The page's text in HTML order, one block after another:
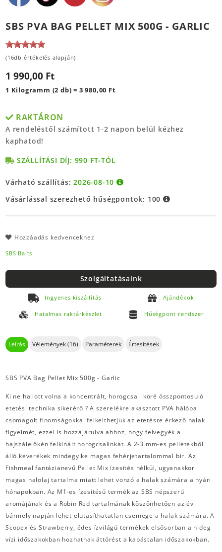
SBS PVA BAG PELLET MIX 500G - GARLIC
(16db értékelés alapján)
1 990,00 Ft
1 Kilogramm (2 db) = 3 980,00 Ft
RAKTÁRON
A rendeléstől számított 1-2 napon belül kézhez
kaphatod!
SZÁLLÍTÁSI DÍJ: 990 FT-TÓL
Várható szállítás:2026-08-10
Vásárlással szerezhető hűségpontok: 100
Hozzáadás kedvencekhez
SBS Baits
Szolgáltatásaink
Ingyenes kiszállítás Ajándékok
Hatalmas raktárkészlet Hűségpont rendszer
Leírás Vélemények (16) Paraméterek Értesítések
SBS PVA Bag Pellet Mix 500g - Garlic
Ki ne hallott volna a koncentrált, horogcsali köré összpontosuló
etetési technika sikeréről? A szerelékre akasztott PVA hálóba
csomagolt finomságokkal felkelthetjük az etetésre érkező halak
figyelmét, ezzel is hozzájárulva ahhoz, hogy felvegyék a
hajszálelőkén felkínált horogcsalinkat. A 2-3 mm-es pelletekből
álló keverékek mindegyike magas fehérjetartalommal bír. Az
Fishmeal fantázianevű Pellet Mix ízesítés nélkül, ugyanakkor
magas halolaj tartalma miatt lehet vonzó a halak számára a nyári
hónapokban. Az M1-es ízesítésű termék az SBS népszerű
aromájának és a Robin Red tartalmának köszönhetően az év
bármely napján lehet elutasíthatatlan csemege a halak számára. A
Scopex és Strawberry, édes ízvilágú termékek elsősorban a hideg
vízi időszakokban hozhatnak áttörést a kapástalan időszakokban.